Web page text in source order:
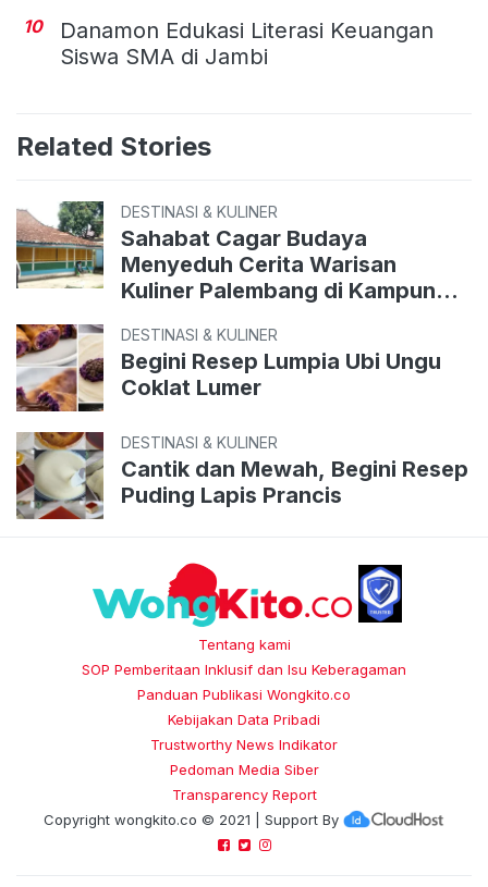
10
Danamon Edukasi Literasi Keuangan
Siswa SMA di Jambi
Related Stories
DESTINASI & KULINER
Sahabat Cagar Budaya
Menyeduh Cerita Warisan
Kuliner Palembang di Kampung
DESTINASI & KULINER
Begini Resep Lumpia Ubi Ungu
Coklat Lumer
DESTINASI & KULINER
Cantik dan Mewah, Begini Resep
Puding Lapis Prancis
Tentang kami
SOP Pemberitaan Inklusif dan Isu Keberagaman
Panduan Publikasi Wongkito.co
Kebijakan Data Pribadi
Trustworthy News Indikator
Pedoman Media Siber
Transparency Report
Copyright wongkito.co © 2021 | Support By